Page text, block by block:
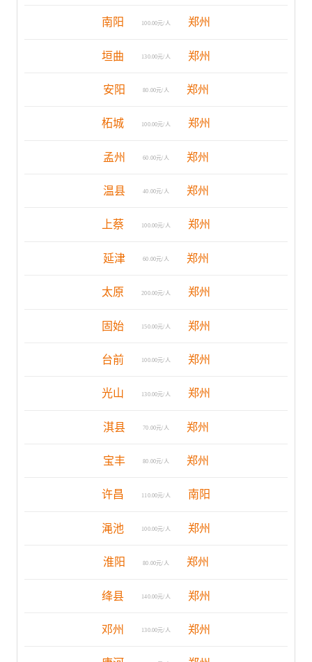
南阳 100.00元/人 郑州
垣曲 130.00元/人 郑州
安阳 80.00元/人 郑州
柘城 100.00元/人 郑州
孟州 60.00元/人 郑州
温县 40.00元/人 郑州
上蔡 100.00元/人 郑州
延津 60.00元/人 郑州
太原 200.00元/人 郑州
固始 150.00元/人 郑州
台前 100.00元/人 郑州
光山 130.00元/人 郑州
淇县 70.00元/人 郑州
宝丰 80.00元/人 郑州
许昌 110.00元/人 南阳
渑池 100.00元/人 郑州
淮阳 80.00元/人 郑州
绛县 140.00元/人 郑州
邓州 130.00元/人 郑州